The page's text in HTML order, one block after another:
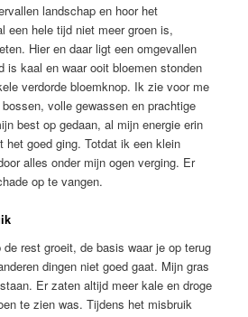
landschap en hoor het
een hele tijd niet meer groen is,
Hier en daar ligt een omgevallen
is kaal en waar ooit bloemen stonden
verdorde bloemknop. Ik zie voor me
volle gewassen en prachtige
best op gedaan, al mijn energie erin
het goed ging. Totdat ik een klein
alles onder mijn ogen verging. Er
op te vangen.
rest groeit, de basis waar je op terug
dingen niet goed gaat. Mijn gras
Er zaten altijd meer kale en droge
te zien was. Tijdens het misbruik